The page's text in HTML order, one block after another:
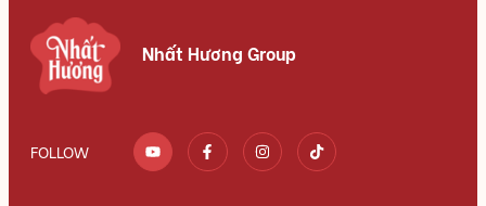
Nhất Hương Group
FOLLOW